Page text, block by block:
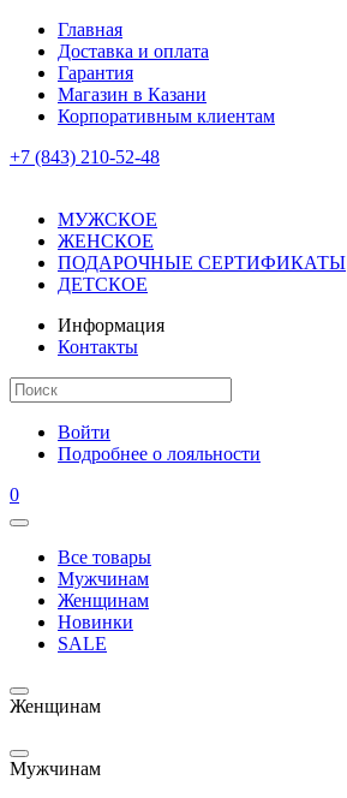
Главная
Доставка и оплата
Гарантия
Магазин в Казани
Корпоративным клиентам
+7 (843) 210-52-48
МУЖСКОЕ
ЖЕНСКОЕ
ПОДАРОЧНЫЕ СЕРТИФИКАТЫ
ДЕТСКОЕ
Информация
Контакты
Войти
Подробнее о лояльности
0
Все товары
Мужчинам
Женщинам
Новинки
SALE
Женщинам
Мужчинам